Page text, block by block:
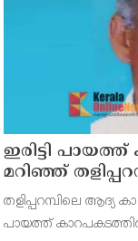
ഇരിട്ടി പായത്ത്
മറിഞ്ഞ്
കോണ്‍ഗ്രസ്
തളിപ്പറമ്പിലെ ആദ്യ
പായത്ത്